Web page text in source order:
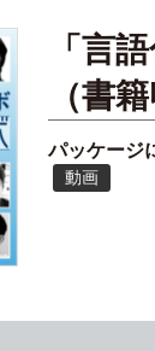
「言
（書
パッケージ
動画